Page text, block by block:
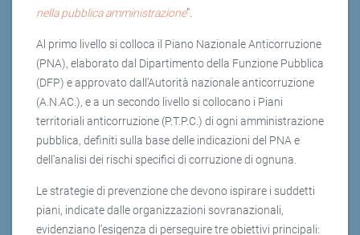
nella pubblica amministrazione”.
Al primo livello si colloca il Piano Nazionale Anticorruzione
(PNA), elaborato dal Dipartimento della Funzione Pubblica
(DFP) e approvato dall’Autorità nazionale anticorruzione
(A.N.AC.), e a un secondo livello si collocano i Piani
territoriali anticorruzione (P.T.P.C.) di ogni amministrazione
pubblica, definiti sulla base delle indicazioni del PNA e
dell’analisi dei rischi specifici di corruzione di ognuna.
Le strategie di prevenzione che devono ispirare i suddetti
piani, indicate dalle organizzazioni sovranazionali,
evidenziano l’esigenza di perseguire tre obiettivi principali: